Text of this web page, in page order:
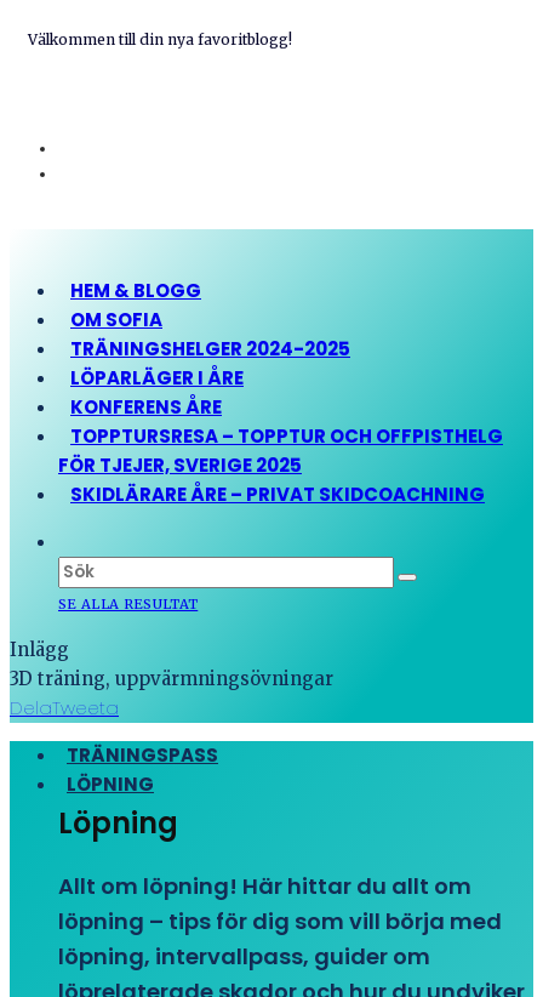
Välkommen till din nya favoritblogg!
HEM & BLOGG
OM SOFIA
TRÄNINGSHELGER 2024-2025
LÖPARLÄGER I ÅRE
KONFERENS ÅRE
TOPPTURSRESA – TOPPTUR OCH OFFPISTHELG
FÖR TJEJER, SVERIGE 2025
SKIDLÄRARE ÅRE – PRIVAT SKIDCOACHNING
SE ALLA RESULTAT
Inlägg
3D träning, uppvärmningsövningar
DelaTweeta
TRÄNINGSPASS
LÖPNING
Löpning
Allt om löpning! Här hittar du allt om
löpning – tips för dig som vill börja med
löpning, intervallpass, guider om